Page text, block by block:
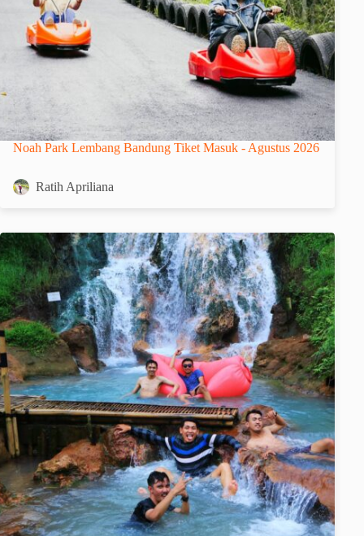
Noah Park Lembang Bandung Tiket Masuk - Agustus 2026
Ratih Apriliana